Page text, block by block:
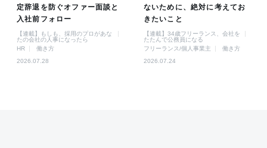
定辞退を防ぐオファー面談と
入社前フォロー
【連載】もしも、採用のプロがあな
たの会社の人事になったら
HR
働き方
2026.07.28
ないために、絶対に考えてお
きたいこと
【連載】34歳フリーランス、会社を
たたんで公務員になる
フリーランス/個人事業主
働き方
2026.07.24